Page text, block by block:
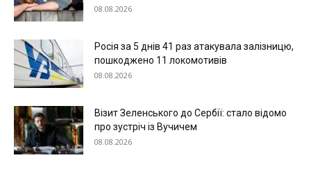
08.08.2026
Росія за 5 днів 41 раз атакувала залізницю,
пошкоджено 11 локомотивів
08.08.2026
Візит Зеленського до Сербії: стало відомо
про зустріч із Вучичем
08.08.2026